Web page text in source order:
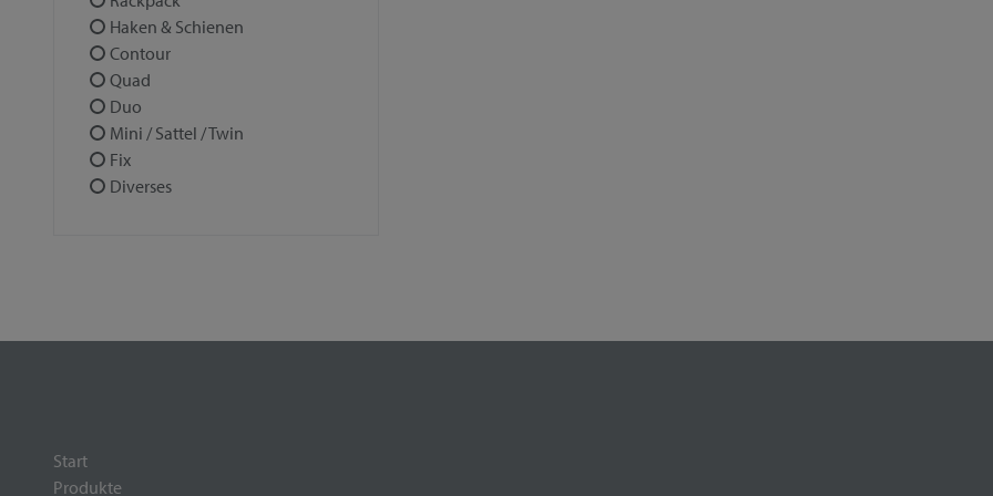
Haken & Schienen
Contour
Quad
Duo
Mini / Sattel / Twin
Fix
Diverses
Start
Produkte